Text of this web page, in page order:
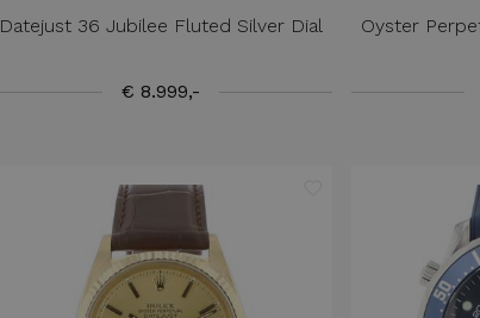
Datejust 36 Jubilee Fluted Silver Dial
€ 8.999,-
Oyster